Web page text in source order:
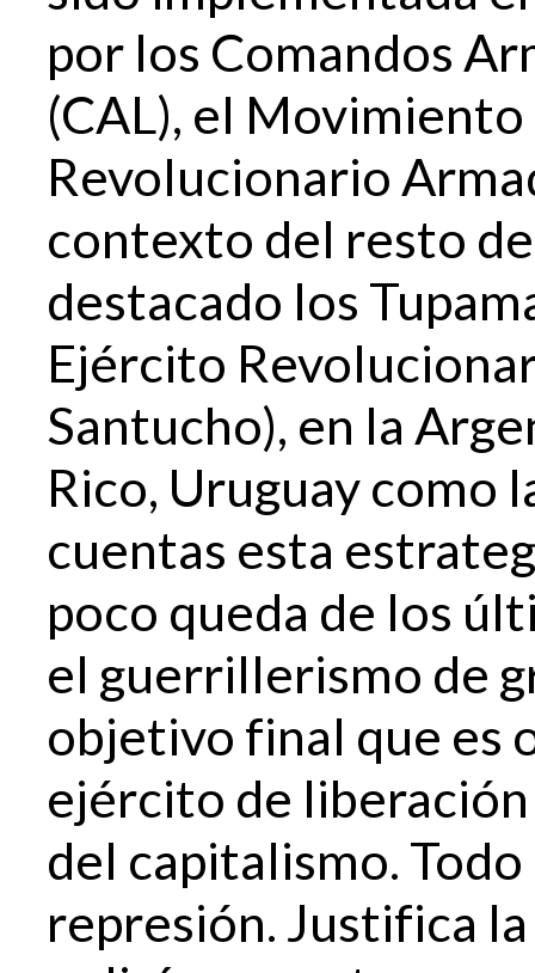
por los Comandos
(CAL), el
Revolucionario
contexto del resto
destacado los
Ejército
Santucho), en la
Rico, Uruguay como
cuentas esta
poco queda de los
el guerrillerismo de
objetivo final que es
ejército de liberación
del capitalismo.
represión. Justifica